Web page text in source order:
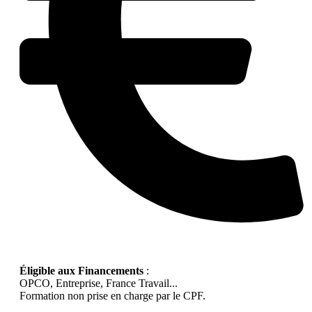
Éligible aux Financements :
OPCO, Entreprise, France Travail...
Formation non prise en charge par le CPF.